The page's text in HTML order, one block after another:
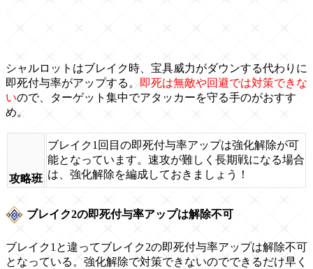
シャルロットはブレイク時、宝具威力がダウンする代わりに
即死付与率がアップする。
即死は無敵や回避では対策できな
いので、ターゲット集中でアタッカーを守る手のがおすす
め。
攻略班
ブレイク1回目の即死付与率アップは強化解除が可
能となっています。速攻が難しく長期戦になる場合
は、強化解除を編成しておきましょう！
ブレイク2の即死付与率アップは解除不可
ブレイク1と違ってブレイク2の即死付与率アップは解除不可
となっている。強化解除で対策できないのでできるだけ早く